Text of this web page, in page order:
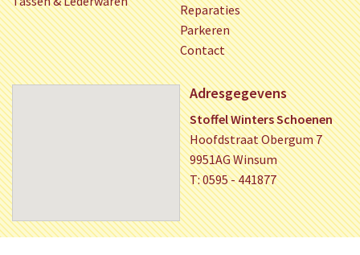
Reparaties
Parkeren
Contact
Adresgegevens
Stoffel Winters Schoenen
Hoofdstraat Obergum 7
9951AG Winsum
T: 0595 - 441877